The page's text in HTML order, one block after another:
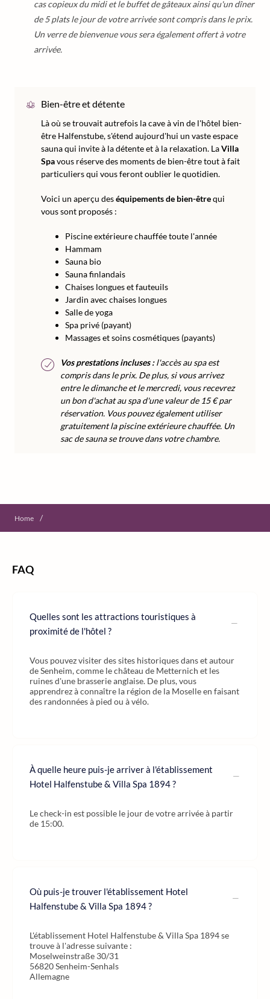
cas copieux du midi et le buffet de gâteaux ainsi qu'un dîner
de 5 plats le jour de votre arrivée sont compris dans le prix.
Un verre de bienvenue vous sera également offert à votre
arrivée.
Bien-être et détente
Là où se trouvait autrefois la cave à vin de l'hôtel bien-
être Halfenstube, s'étend aujourd'hui un vaste espace
sauna qui invite à la détente et à la relaxation. LaVilla
Spavous réserve des moments de bien-être tout à fait
particuliers qui vous feront oublier le quotidien.
Voici un aperçu deséquipements de bien-êtrequi
vous sont proposés :
Piscine extérieure chauffée toute l'année
Hammam
Sauna bio
Sauna finlandais
Chaises longues et fauteuils
Jardin avec chaises longues
Salle de yoga
Spa privé (payant)
Massages et soins cosmétiques (payants)
Vos prestations incluses :l'accès au spa est
compris dans le prix. De plus, si vous arrivez
entre le dimanche et le mercredi, vous recevrez
un bon d'achat au spa d'une valeur de 15 € par
réservation. Vous pouvez également utiliser
gratuitement la piscine extérieure chauffée. Un
sac de sauna se trouve dans votre chambre.
Home /
FAQ
Quelles sont les attractions touristiques à
proximité de l'hôtel ?
Vous pouvez visiter des sites historiques dans et autour
de Senheim, comme le château de Metternich et les
ruines d'une brasserie anglaise. De plus, vous
apprendrez à connaître la région de la Moselle en faisant
des randonnées à pied ou à vélo.
À quelle heure puis-je arriver à l'établissement
Hotel Halfenstube & Villa Spa 1894 ?
Le check-in est possible le jour de votre arrivée à partir
de 15:00.
Où puis-je trouver l'établissement Hotel
Halfenstube & Villa Spa 1894 ?
L'établissement Hotel Halfenstube & Villa Spa 1894 se
trouve à l'adresse suivante :
Moselweinstraße 30/31
56820 Senheim-Senhals
Allemagne